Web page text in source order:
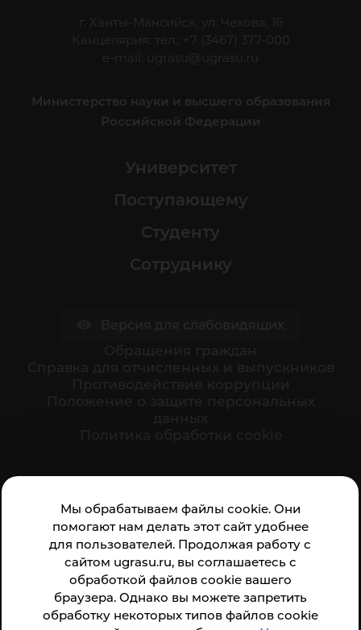
Мы обрабатываем файлы cookie. Они
помогают нам делать этот сайт удобнее
для пользователей. Продолжая работу с
сайтом ugrasu.ru, вы соглашаетесь с
обработкой файлов cookie вашего
браузера. Однако вы можете запретить
обработку некоторых типов файлов cookie
г. Ханты-Мансийск, ул. Чехова, 16
Канцелярия: тел.: +7 (3467) 377-000
e-mail:
ugrasu@ugrasu.ru
Министерство науки и высшего образования
Российской Федерации
Университет
Поступающему
Студенту
Сотруднику
организации:
Анкета доступна по QR-коду, а так же по прямой